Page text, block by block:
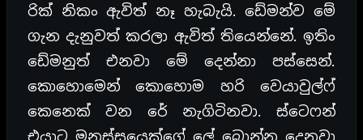
රික් නිකං ඇවිත් නෑ හැබැයි. ඩේමන්ව මේ
ගැන දැනුවත් කරලා ඇවිත් තියෙන්නේ. ඉතිං
ඩේමනුත් එනවා මේ දෙන්නා පස්සෙන්.
කොහොමෙන් කොහොම හරි වෙයාවුල්ෆ්
කෙනෙක් වන රේ නැගිටිනවා. ස්ටෙෆන්
එයාට මනුස්සයෙක්ගේ ලේ බොන්න දෙනවා